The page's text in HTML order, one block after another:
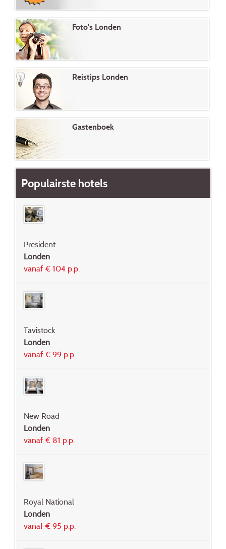
Foto's Londen
Reistips Londen
Gastenboek
Populairste hotels
President
Londen
vanaf € 104 p.p.
Tavistock
Londen
vanaf € 99 p.p.
New Road
Londen
vanaf € 81 p.p.
Royal National
Londen
vanaf € 95 p.p.